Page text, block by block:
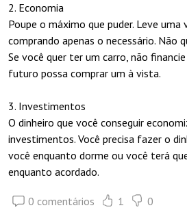
2. Economia
Poupe o máximo que puder. Leve uma
comprando apenas o necessário. Não
Se você quer ter um carro, não
futuro possa comprar um à vista.
3. Investimentos
O dinheiro que você conseguir
investimentos. Você precisa fazer o
você enquanto dorme ou você terá
enquanto acordado.
0 comentários 1 0